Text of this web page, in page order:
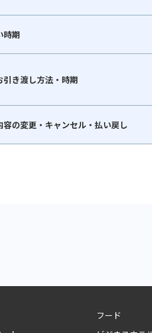
時期
引き渡し方法・時期
容の変更・キャンセル・払い戻し
フード